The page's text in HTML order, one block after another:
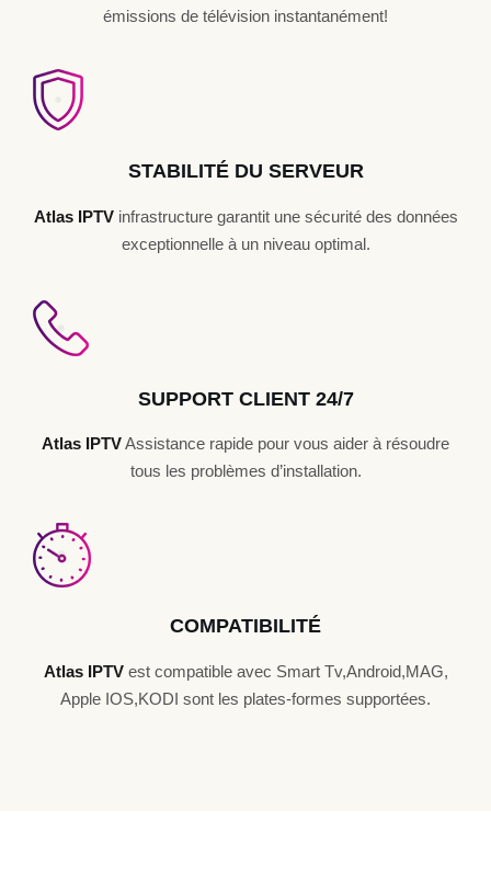
émissions de télévision instantanément!
STABILITÉ DU SERVEUR
Atlas IPTVinfrastructure garantit une sécurité des données
exceptionnelle à un niveau optimal.
SUPPORT CLIENT 24/7
Atlas IPTVAssistance rapide pour vous aider à résoudre
tous les problèmes d’installation.
COMPATIBILITÉ
Atlas IPTVest compatible avec Smart Tv,Android,MAG,
Apple IOS,KODI sont les plates-formes supportées.